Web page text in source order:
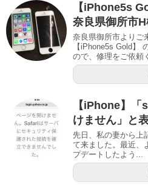
【iPhone5s
奈良県御所市
奈良県御所市よりご
【iPhone5s Gold】
ので、修理をご依頼
【iPhone】
けません」と
先日、私の妻から上
て来ました。最近、
プデートしたよう...